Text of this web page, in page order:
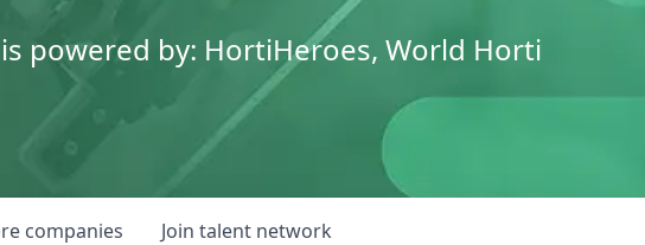
powered by: HortiHeroes, World Horti
companies Join talent network